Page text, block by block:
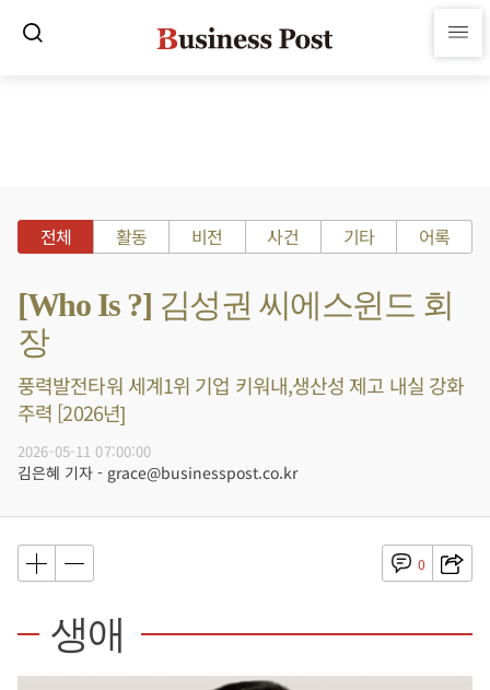
전체 활동 비전 사건 기타 어록
[Who Is ?] 김성권 씨에스윈드 회
장
풍력발전타워 세계1위 기업 키워내,생산성 제고 내실 강화
주력 [2026년]
2026-05-11 07:00:00
김은혜 기자 - grace@businesspost.co.kr
0
생애